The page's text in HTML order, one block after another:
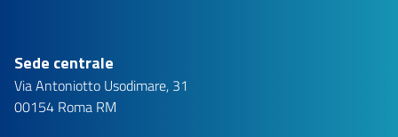
Sede centrale
Via Antoniotto Usodimare, 31
00154 Roma RM